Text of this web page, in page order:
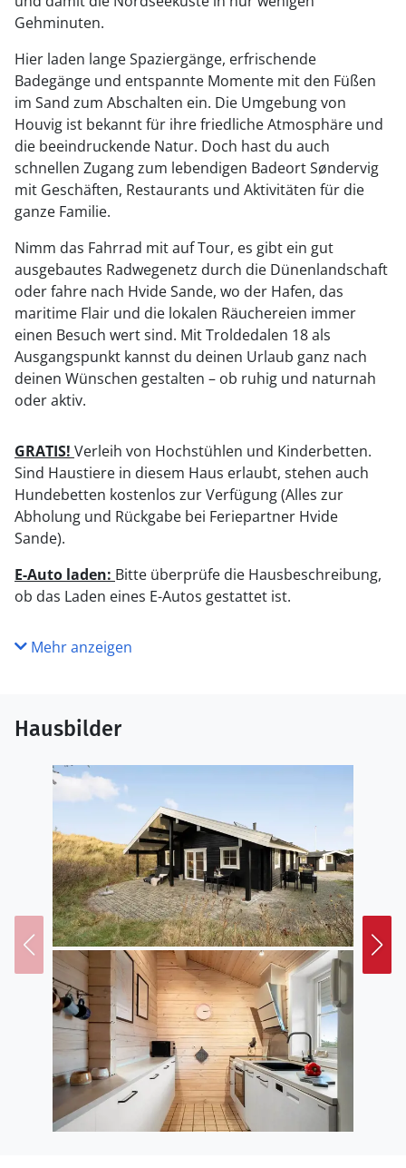
Gehminuten.
Hier laden lange Spaziergänge, erfrischende
Badegänge und entspannte Momente mit den Füßen
im Sand zum Abschalten ein. Die Umgebung von
Houvig ist bekannt für ihre friedliche Atmosphäre und
die beeindruckende Natur. Doch hast du auch
schnellen Zugang zum lebendigen Badeort Søndervig
mit Geschäften, Restaurants und Aktivitäten für die
ganze Familie.
Nimm das Fahrrad mit auf Tour, es gibt ein gut
ausgebautes Radwegenetz durch die Dünenlandschaft
oder fahre nach Hvide Sande, wo der Hafen, das
maritime Flair und die lokalen Räuchereien immer
einen Besuch wert sind. Mit Troldedalen 18 als
Ausgangspunkt kannst du deinen Urlaub ganz nach
deinen Wünschen gestalten – ob ruhig und naturnah
oder aktiv.
GRATIS! Verleih von Hochstühlen und Kinderbetten.
Sind Haustiere in diesem Haus erlaubt, stehen auch
Hundebetten kostenlos zur Verfügung (Alles zur
Abholung und Rückgabe bei Feriepartner Hvide
Sande).
E-Auto laden: Bitte überprüfe die Hausbeschreibung,
ob das Laden eines E-Autos gestattet ist.
Mehr anzeigen
Hausbilder